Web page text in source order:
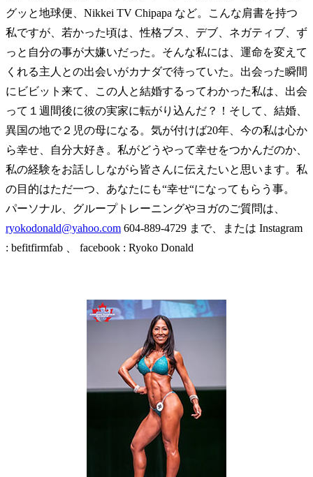
グッと地球便、Nikkei TV Chipapa など。こんな肩書を持つ
私ですが、若かった頃は、性格ブス、デブ、ネガティブ、ず
っと自分の事が大嫌いだった。そんな私には、運命を変えて
くれる主人との出会いがカナダで待っていた。出会った瞬間
にビビット来て、この人と結婚するってわかった私は、出会
って１週間後に彼の実家に転がり込んだ？！そして、結婚、
異国の地で２児の母になる。気が付けば20年、今の私は心か
ら幸せ、自分大好き。私がどうやって幸せをつかんだのか、
私の経験をお話ししながら皆さんに伝えたいと思います。私
の目的はただ一つ、あなたにも“幸せ“になってもらう事。
パーソナル、グループトレーニングやヨガのご質問は、
ryokodonald@yahoo.com 604-889-4729 まで、または Instagram
: befitfirmfab 、 facebook : Ryoko Donald